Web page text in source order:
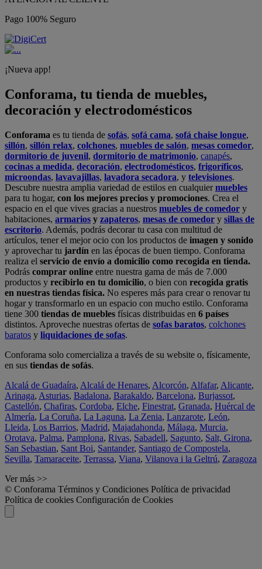
Pago 100% Seguro
¡Nueva app!
Conforama, tu tienda de muebles,
decoración y electrodomésticos
Conforama es tu tienda de sofás, sofá cama, sofá chaise longue,
sillón, sillón relax, colchones, muebles de salón, mesas comedor,
dormitorio de juvenil, dormitorio de matrimonio, canapés,
cocinas a medida, decoración, electrodomésticos, frigoríficos,
microondas, lavavajillas, lavadora secadora, y televisiones.
Descubre nuestra amplia variedad de estilos en cualquiermuebles
para tu hogar, con los mejores precios y promociones. Crea el
espacio en el que vives gracias a nuestros muebles de comedor y
habitaciones, armarios y zapateros, mesas de comedor y sillas de
escritorio. Además, podrás decorar tu casa con multitud de
artículos, tener el mejor ocio con los productos de imagen y sonido
y aprovechar tu jardín en las épocas de buen tiempo. Conforama
realiza el servicio de envío a domicilio como recogida en tienda.
Podrás comprar online entre nuestra gama de más de 7.000
productos y recibirlo en tu domicilio, o bien con recogida gratis
en nuestras tiendas física. No esperes más para crear o renovar tu
hogar y transformarlo en un espacio con mucho estilo. Conforama
tiene 300 tiendas de muebles físicas distribuidas en 6 países
distintos. Aproveche nuestras ofertas de sofas baratos, colchones
baratos y liquidaciones de sofas.
Conforama solo comercializa a través de su website o, físicamente,
en sus tiendas de sofás.
Alcalá de Guadaíra, Alcalá de Henares, Alcorcón, Alfafar, Alicante,
Arinaga, Asturias, Badalona, Barakaldo, Barcelona, Burjassot,
Castellón, Chafiras, Cordoba, Elche, Finestrat, Granada, Huércal de
Almería, La Coruña, La Laguna, La Zenia, Lanzarote, León,
Lleida, Los Barrios, Madrid, Majadahonda, Málaga, Murcia,
Orotava, Palma, Pamplona, Rivas, Sabadell, Sagunto, Salt, Girona,
San Sebastian, Sant Boi, Santander, Santiago de Compostela,
Sevilla, Tamaraceite, Terrassa, Viana, Vilanova i la Geltrú, Zaragoza
Ver más >>
© Conforama Términos y Condiciones Política de privacidad
Política de cookies Configuración de Cookies